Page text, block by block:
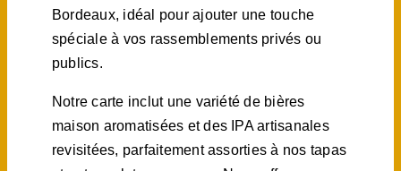
Bordeaux, idéal pour ajouter une touche
spéciale à vos rassemblements privés ou
publics.
Notre carte inclut une variété de bières
maison aromatisées et des IPA artisanales
revisitées, parfaitement assorties à nos tapas